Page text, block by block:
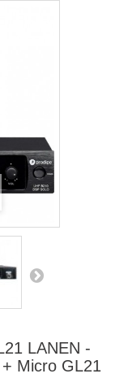
LANEN -
Micro GL21